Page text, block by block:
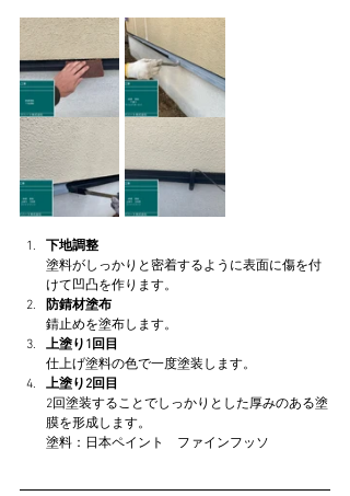
下地調整
塗料がしっかりと密着するように表面に傷を付
けて凹凸を作ります。
防錆材塗布
錆止めを塗布します。
上塗り1回目
仕上げ塗料の色で一度塗装します。
上塗り2回目
2回塗装することでしっかりとした厚みのある塗
膜を形成します。
塗料：日本ペイント　ファインフッソ